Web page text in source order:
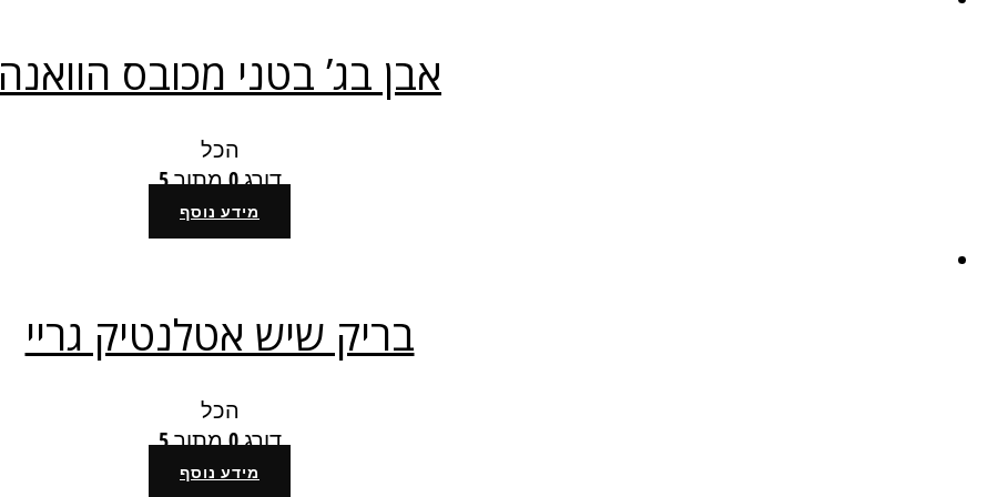
אבן בג’ בטני מכובס הוואנה
הכל
דורג0מתוך 5
מידע נוסף
בריק שיש אטלנטיק גריי
הכל
דורג0מתוך 5
מידע נוסף